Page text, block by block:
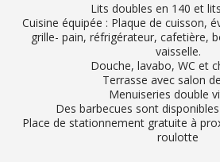
Lits doubles en 140 et
Cuisine équipée : Plaque de cuisson,
grille- pain, réfrigérateur, cafetière,
vaisselle.
Douche, lavabo, WC et
Terrasse avec salon
Menuiseries double
Des barbecues sont
Place de stationnement gratuite à
roulotte